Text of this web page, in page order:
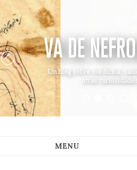
VA DE
Un blog sobre medicina,
otras